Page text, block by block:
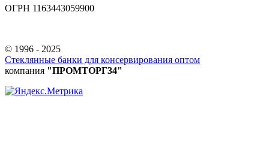
ОГРН 1163443059900
© 1996 - 2025
Стеклянные банки для консервирования оптом
компания "ПРОМТОРГ34"